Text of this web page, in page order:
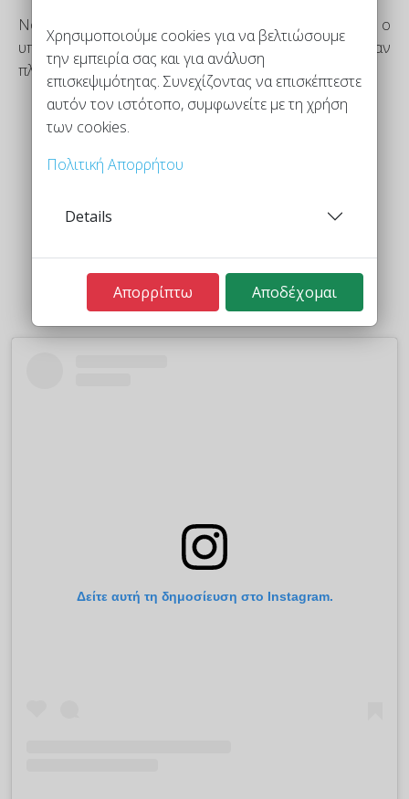
Νομίζω ότι το αγαπημένο μου κομμάτι είναι ο
υπέροχος χαλαρωτικός ρυθμός που δημιουργείται όταν
πλέκεις τον πόντο
Nancy Marchant
Δείτε αυτή τη δημοσίευση στο Instagram.
Χρησιμοποιούμε cookies για να βελτιώσουμε
την εμπειρία σας και για ανάλυση
επισκεψιμότητας. Συνεχίζοντας να επισκέπτεστε
αυτόν τον ιστότοπο, συμφωνείτε με τη χρήση
των cookies.
Πολιτική Απορρήτου
Details
Απορρίπτω Αποδέχομαι